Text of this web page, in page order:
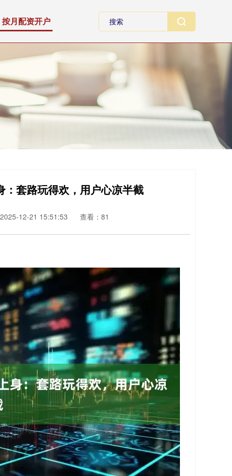
按月配资开户
套路玩得欢，用户心凉半截
12-21 15:51:53 查看：81